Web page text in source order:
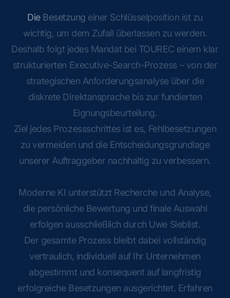
Die Besetzung einer Schlüsselposition ist zu
wichtig, um dem Zufall überlassen zu werden.
Deshalb folgt jedes Mandat bei TOUREC einem klar
strukturierten Executive-Search-Prozess – von der
strategischen Anforderungsanalyse über die
diskrete Direktansprache bis zur fundierten
Eignungsbeurteilung.
Ziel jedes Prozessschrittes ist es, Fehlbesetzungen
zu vermeiden und die Entscheidungsgrundlage
unserer Auftraggeber nachhaltig zu verbessern.
Moderne KI unterstützt Recherche und Analyse,
die persönliche Bewertung und finale Auswahl
erfolgen ausschließlich durch Uwe Sieblist.
Der gesamte Prozess bleibt dabei vollständig
vertraulich, individuell auf Ihr Unternehmen
abgestimmt und konsequent auf langfristig
erfolgreiche Besetzungen ausgerichtet. Erfahren